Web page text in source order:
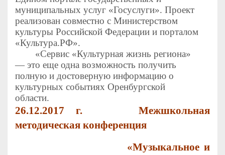
муниципальных услуг «Госуслуги». Проект
реализован совместно с Министерством
культуры Российской Федерации и порталом
«Культура.РФ».
«Сервис «Культурная жизнь региона»
— это еще одна возможность получить
полную и достоверную информацию о
культурных событиях Оренбургской
области.
26.12.2017 г.
Межшкольная
методическая конференция
«Музыкальное и